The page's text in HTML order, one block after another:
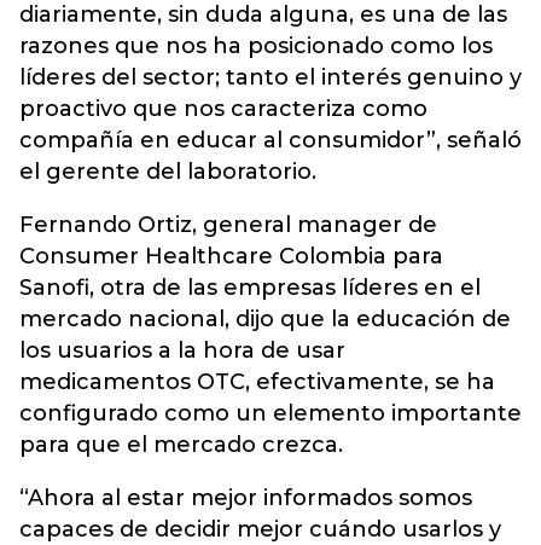
diariamente, sin duda alguna, es una de las
razones que nos ha posicionado como los
líderes del sector; tanto el interés genuino y
proactivo que nos caracteriza como
compañía en educar al consumidor”, señaló
el gerente del laboratorio.
Fernando Ortiz, general manager de
Consumer Healthcare Colombia para
Sanofi, otra de las empresas líderes en el
mercado nacional, dijo que la educación de
los usuarios a la hora de usar
medicamentos OTC, efectivamente, se ha
configurado como un elemento importante
para que el mercado crezca.
“Ahora al estar mejor informados somos
capaces de decidir mejor cuándo usarlos y